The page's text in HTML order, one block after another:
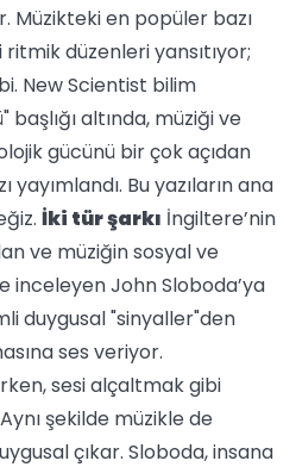
Müzikteki en popüler bazı
düzenleri yansıtıyor;
New Scientist bilim
başlığı altında, müziği ve
gücünü bir çok açıdan
yayımlandı. Bu yazıların ana
İki tür şarkı İngiltere’nin
ve müziğin sosyal ve
inceleyen John Sloboda’ya
duygusal "sinyaller"den
ses veriyor.
sesi alçaltmak gibi
şekilde müzikle de
çıkar. Sloboda, insana